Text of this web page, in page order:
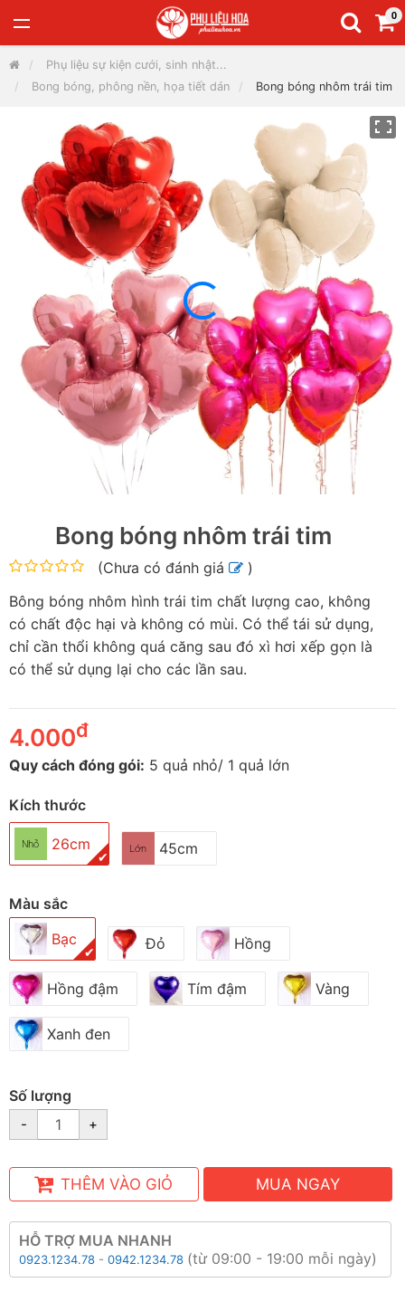
0
Phụ liệu sự kiện cưới, sinh nhật...
Bong bóng, phông nền, họa tiết dán
Bong bóng nhôm trái tim
Bong bóng nhôm trái tim
(Chưa có đánh giá
)
Bông bóng nhôm hình trái tim chất lượng cao, không
có chất độc hại và không có mùi. Có thể tái sử dụng,
chỉ cần thổi không quá căng sau đó xì hơi xếp gọn là
có thể sử dụng lại cho các lần sau.
4.000đ
Quy cách đóng gói: 5 quả nhỏ/ 1 quả lớn
Kích thước
26cm
✔ 45cm
Màu sắc
Bạc
✔ Đỏ Hồng
Hồng đậm Tím đậm Vàng
Xanh đen
Số lượng
- +
THÊM VÀO GIỎ MUA NGAY
HỖ TRỢ MUA NHANH
0923.1234.78 - 0942.1234.78 (từ 09:00 - 19:00 mỗi ngày)